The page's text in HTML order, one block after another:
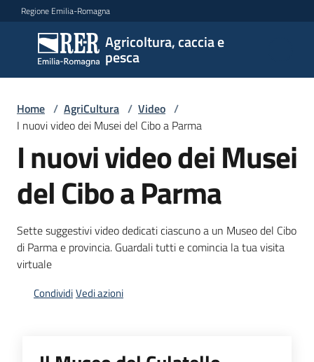
Vai al contenuto
Vai alla navigazione
Vai al footer
Regione Emilia-Romagna
Agricoltura, caccia e
pesca
Agricoltura,
caccia e
pesca
Argomenti
Novità
Servizi
Leggi
Home / AgriCultura / Video /
I nuovi video dei Musei del Cibo a Parma
I nuovi video dei Musei
del Cibo a Parma
Sette suggestivi video dedicati ciascuno a un Museo del Cibo
di Parma e provincia. Guardali tutti e comincia la tua visita
virtuale
CondividiVedi azioni